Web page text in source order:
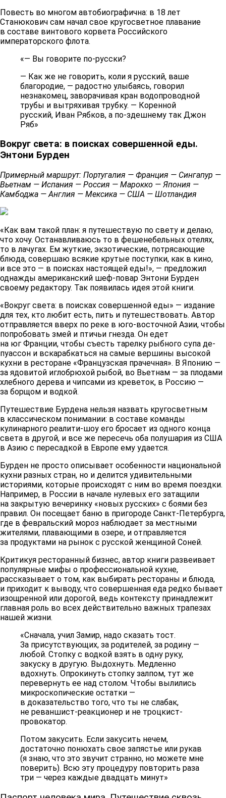
Повесть во многом автобиографична: в 18 лет
Станюкович сам начал свое кругосветное плавание
в составе винтового корвета Российского
императорского флота.
«— Вы говорите по-русски?
— Как же не говорить, коли я русский, ваше
благородие, — радостно улыбаясь, говорил
незнакомец, заворачивая кран водопроводной
трубы и вытряхивая трубку. — Коренной
русский, Иван Рябков, а по-здешнему так Джон
Ряб»
Вокруг света: в поисках совершенной еды.
Энтони Бурден
Примерный маршрут: Португалия — Франция — Сингапур —
Вьетнам — Испания — Россия — Марокко — Япония —
Камбоджа — Англия — Мексика — США — Шотландия
«Как вам такой план: я путешествую по свету и делаю,
что хочу. Останавливаюсь то в фешенебельных отелях,
то в лачугах. Ем жуткие, экзотические, потрясающие
блюда, совершаю всякие крутые поступки, как в кино,
и все это — в поисках настоящей еды!», — предложил
однажды американский шеф-повар Энтони Бурден
своему редактору. Так появилась идея этой книги.
«Вокруг света: в поисках совершенной еды» — издание
для тех, кто любит есть, пить и путешествовать. Автор
отправляется вверх по реке в юго-восточной Азии, чтобы
попробовать змей и птичьи гнезда. Он едет
на юг Франции, чтобы съесть тарелку рыбного супа де-
пуассон и вскарабкаться на самые вершины высокой
кухни в ресторане «Французская прачечная». В Японию —
за ядовитой иглобрюхой рыбой, во Вьетнам — за плодами
хлебного дерева и чипсами из креветок, в Россию —
за борщом и водкой.
Путешествие Бурдена нельзя назвать кругосветным
в классическом понимании: в составе команды
кулинарного реалити-шоу его бросает из одного конца
света в другой, и все же пересечь оба полушария из США
в Азию с пересадкой в Европе ему удается.
Бурден не просто описывает особенности национальной
кухни разных стран, но и делится удивительными
историями, которые происходят с ним во время поездки.
Например, в России в начале нулевых его затащили
на закрытую вечеринку «новых русских» с боями без
правил. Он посещает баню в пригороде Санкт-Петербурга,
где в февральский мороз наблюдает за местными
жителями, плавающими в озере, и отправляется
за продуктами на рынок с русской женщиной Соней.
Критикуя ресторанный бизнес, автор книги развеивает
популярные мифы о профессиональной кухне,
рассказывает о том, как выбирать рестораны и блюда,
и приходит к выводу, что совершенная еда редко бывает
изощренной или дорогой, ведь контексту принадлежит
главная роль во всех действительно важных трапезах
нашей жизни.
«Сначала, учил Замир, надо сказать тост.
За присутствующих, за родителей, за родину —
любой. Стопку с водкой взять в одну руку,
закуску в другую. Выдохнуть. Медленно
вдохнуть. Опрокинуть стопку залпом, тут же
перевернуть ее над столом. Чтобы вылились
микроскопические остатки —
в доказательство того, что ты не слабак,
не реваншист-реакционер и не троцкист-
провокатор.
Потом закусить. Если закусить нечем,
достаточно понюхать свое запястье или рукав
(я знаю, что это звучит странно, но можете мне
поверить). Всю эту процедуру повторить раза
три — через каждые двадцать минут»